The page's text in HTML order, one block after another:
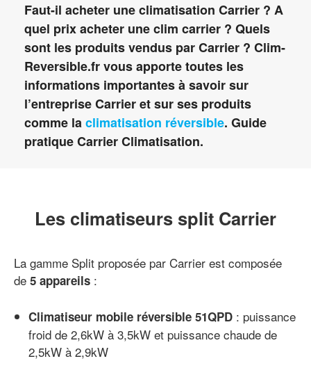
Faut-il acheter une climatisation Carrier ? A
quel prix acheter une clim carrier ? Quels
sont les produits vendus par Carrier ? Clim-
Reversible.fr vous apporte toutes les
informations importantes à savoir sur
l’entreprise Carrier et sur ses produits
comme laclimatisation réversible. Guide
pratique Carrier Climatisation.
Les climatiseurs split Carrier
La gamme Split proposée par Carrier est composée
de 5 appareils :
Climatiseur mobile réversible 51QPD : puissance
froid de 2,6kW à 3,5kW et puissance chaude de
2,5kW à 2,9kW